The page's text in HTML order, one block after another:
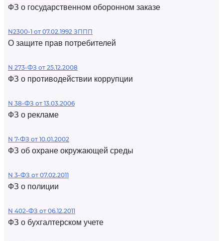
ФЗ о государственном оборонном заказе
N2300-1 от 07.02.1992 ЗППП
О защите прав потребителей
N 273-ФЗ от 25.12.2008
ФЗ о противодействии коррупции
N 38-ФЗ от 13.03.2006
ФЗ о рекламе
N 7-ФЗ от 10.01.2002
ФЗ об охране окружающей среды
N 3-ФЗ от 07.02.2011
ФЗ о полиции
N 402-ФЗ от 06.12.2011
ФЗ о бухгалтерском учете